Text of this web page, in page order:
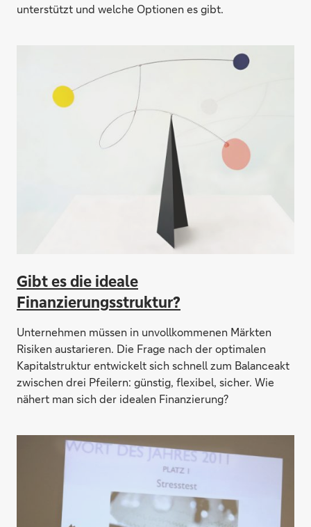
unterstützt und welche Optionen es gibt.
Gibt es die ideale
Finanzierungsstruktur?
Unternehmen müssen in unvollkommenen Märkten
Risiken austarieren. Die Frage nach der optimalen
Kapitalstruktur entwickelt sich schnell zum Balanceakt
zwischen drei Pfeilern: günstig, flexibel, sicher. Wie
nähert man sich der idealen Finanzierung?